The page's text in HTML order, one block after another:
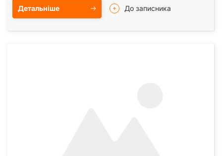
Детальніше До записника